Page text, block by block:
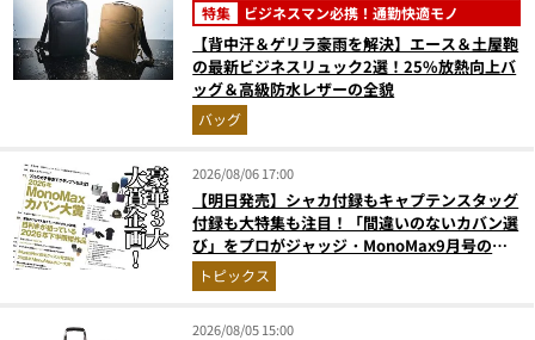
特集 ビジネスマン必携！通勤快適モノ
【背中汗＆ゲリラ豪雨を解決】エース＆土屋鞄
の最新ビジネスリュック2選！25%放熱向上バ
ッグ＆高級防水レザーの全貌
バッグ
2026/08/06 17:00
【明日発売】シャカ付録もキャプテンスタッグ
付録も大特集も注目！「間違いのないカバン選
び」をプロがジャッジ・MonoMax9月号の目
次を公開
トピックス
2026/08/05 15:00